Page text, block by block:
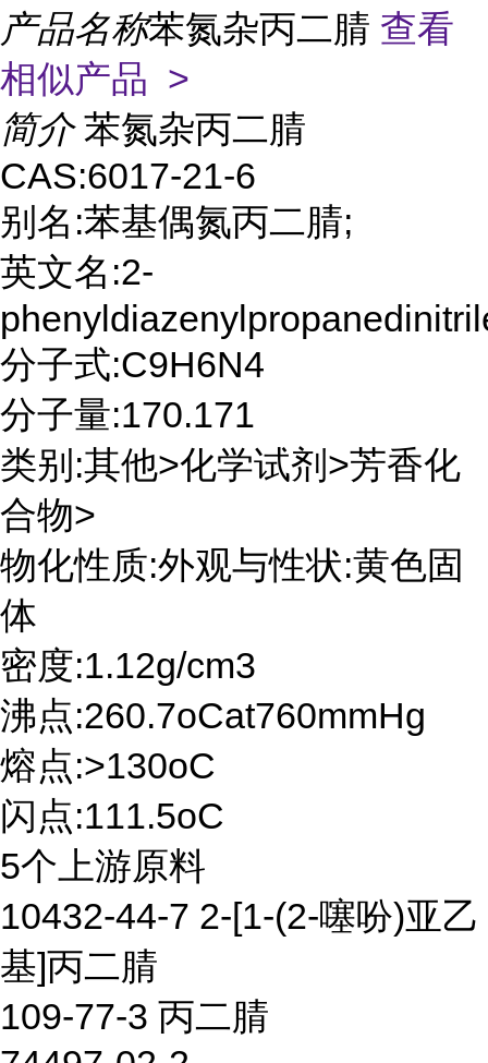
产品名称苯氮杂丙二腈 查看
相似产品 >
简介 苯氮杂丙二腈
CAS:6017-21-6
别名:苯基偶氮丙二腈;
英文名:2-
分子式:C9H6N4
分子量:170.171
类别:其他>化学试剂>芳香化
合物>
物化性质:外观与性状:黄色固
体
密度:1.12g/cm3
沸点:260.7oCat760mmHg
熔点:>130oC
闪点:111.5oC
5个上游原料
10432-44-7 2-[1-(2-噻吩)亚乙
基]丙二腈
109-77-3 丙二腈